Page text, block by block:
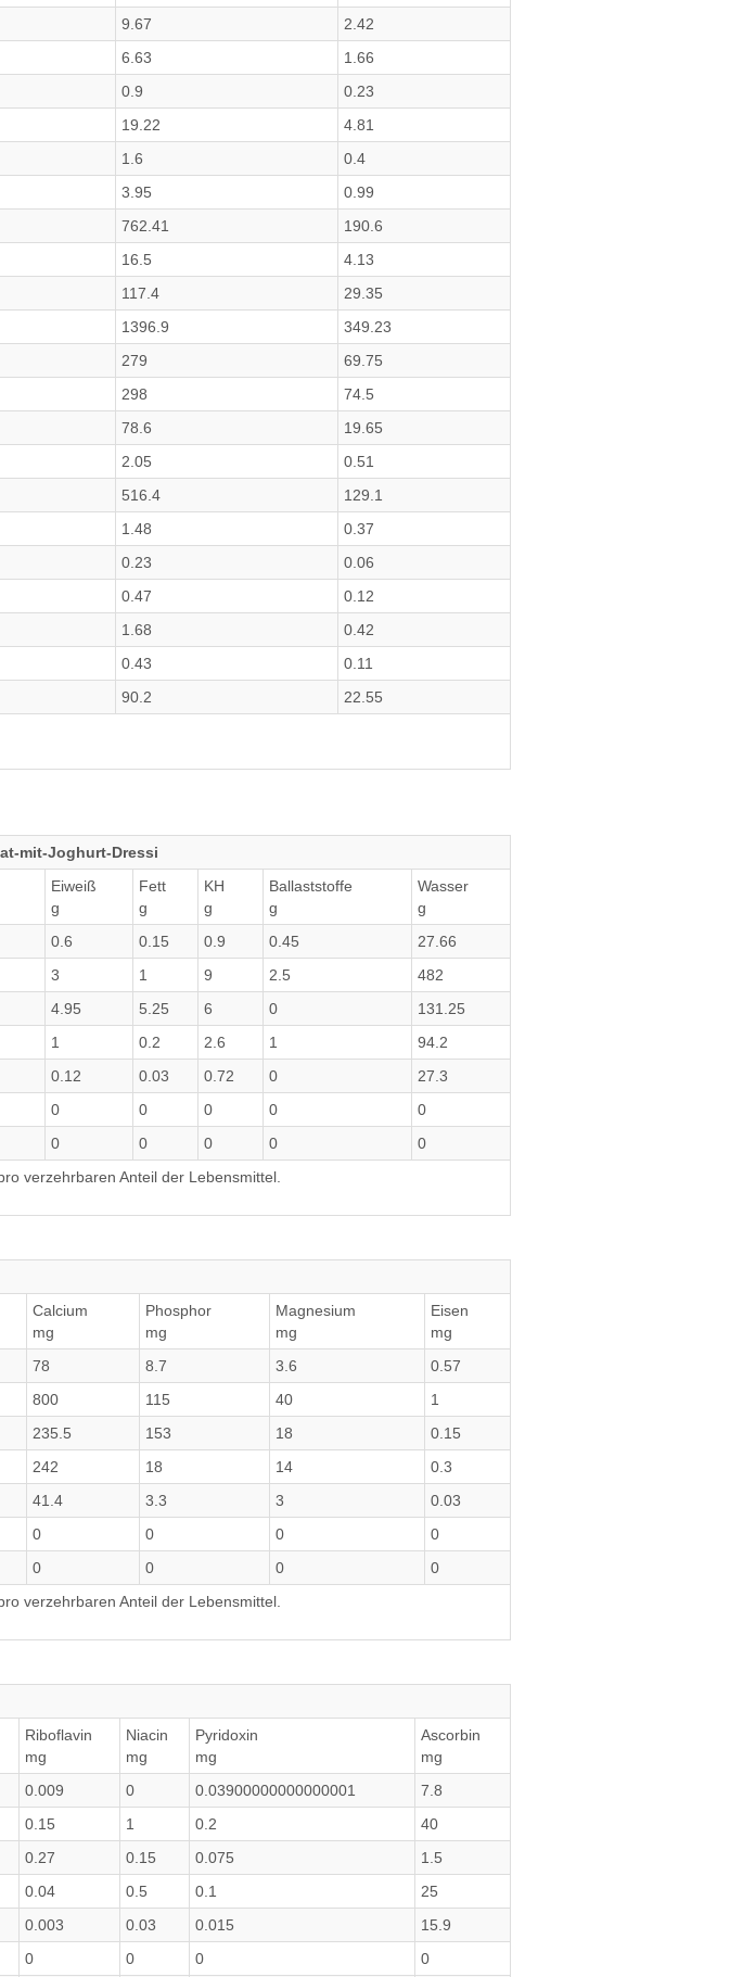
9.67
2.42
6.63
1.66
0.9
0.23
19.22
4.81
1.6
0.4
3.95
0.99
762.41
190.6
16.5
4.13
117.4
29.35
1396.9
349.23
279
69.75
298
74.5
78.6
19.65
2.05
0.51
516.4
129.1
1.48
0.37
0.23
0.06
0.47
0.12
1.68
0.42
0.43
0.11
90.2
22.55
mit-Joghurt-Dressi
Eiweiß
g
Fett
g
KH
g
Ballaststoffe
g
Wasser
g
0.6 0.15 0.9 0.45
27.66
3 1 9 2.5
482
4.95 5.25 6 0
131.25
1 0.2 2.6 1
94.2
0.12 0.03 0.72 0
27.3
0 0 0 0
0
0 0 0 0
0
verzehrbaren Anteil der Lebensmittel.
Calcium
mg
Phosphor
mg
Magnesium
mg
Eisen
mg
78 8.7 3.6
0.57
800 115 40
1
235.5 153 18
0.15
242 18 14
0.3
41.4 3.3 3
0.03
0 0 0
0
0 0 0
0
verzehrbaren Anteil der Lebensmittel.
Riboflavin
mg
Niacin
mg
Pyridoxin
mg
Ascorbin
mg
0.009 0 0.03900000000000001
7.8
0.15 1 0.2
40
0.27 0.15 0.075
1.5
0.04 0.5 0.1
25
0.003 0.03 0.015
15.9
0 0 0
0